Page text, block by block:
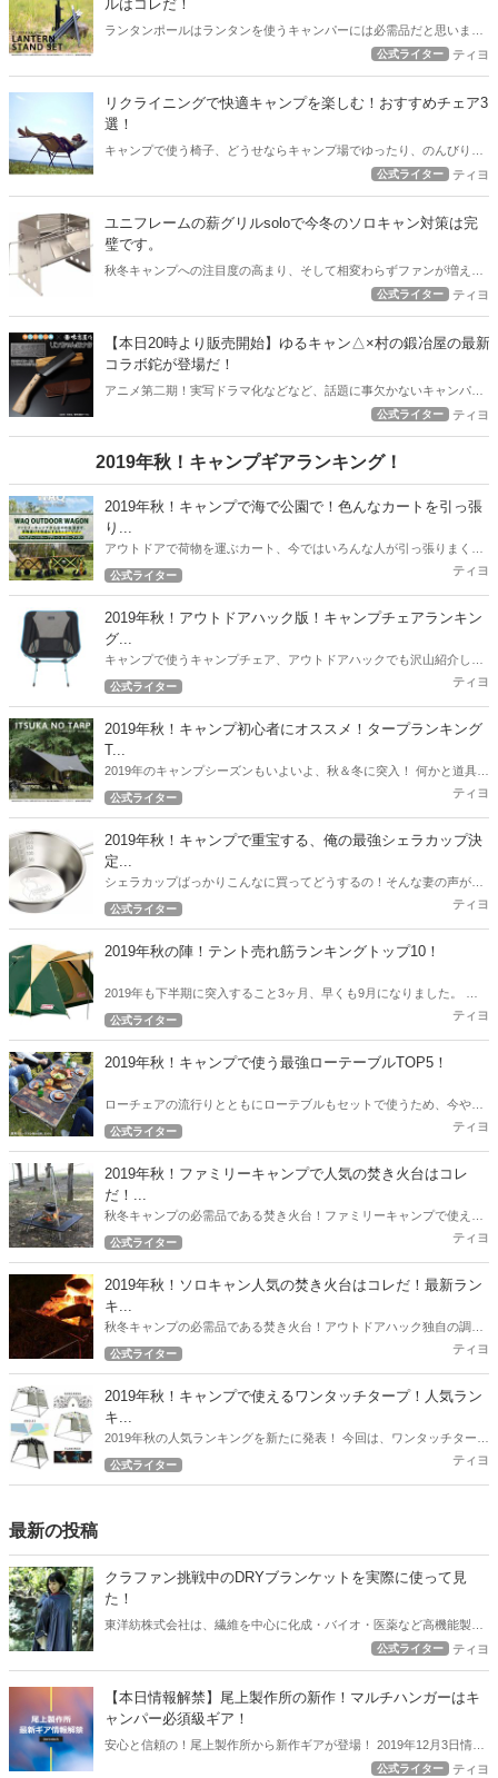
ルはコレだ！
ランタンポールはランタンを使うキャンパーには必需品だと思います
が。 あれもこれも色々あっていざチョイスしようと思うと大変。 ラ
躍するコスパの良いランタンポールを紹介します！
公式ライター ティヨ
リクライニングで快適キャンプを楽しむ！おすすめチェア3
選！
キャンプで使う椅子、どうせならキャンプ場でゆったり、のんびりで
きる椅子を使いたいと思いませんか？ 折りたたみの椅子と違って少し
ェアは最高ですよ！
公式ライター ティヨ
ユニフレームの薪グリルsoloで今冬のソロキャン対策は完
璧です。
秋冬キャンプへの注目度の高まり、そして相変わらずファンが増え続
けるソロキャンプですが、ユニフレームの薪グリルsoloを使えば、キ
ソロキャンプはユニフレームの薪グリルsoloで行きましょう！
公式ライター ティヨ
【本日20時より販売開始】ゆるキャン△×村の鍛冶屋の最新
コラボ鉈が登場だ！
アニメ第二期！実写ドラマ化などなど、話題に事欠かないキャンパー
人気爆発の人気作品『ゆるキャン△』ですが、今回新たなコラボアイ
性もバッチリなこのアイテムは争奪戦必至！ 今の間にこの鉈のスペッ
クをしっかり予習しておきましょう！
公式ライター ティヨ
2019年秋！キャンプギアランキング！
2019年秋！キャンプで海で公園で！色んなカートを引っ張
り...
アウトドアで荷物を運ぶカート、今ではいろんな人が引っ張りまくっ
てますね。 ファミキャンスタイルの筆者もこれまで、様々なカートを
カート情報をお届けします！
公式ライター ティヨ
2019年秋！アウトドアハック版！キャンプチェアランキン
グ...
キャンプで使うキャンプチェア、アウトドアハックでも沢山紹介して
いますが、ここで2019年秋！最新版の人気チェアランキングを紹介し
公式ライター ティヨ
2019年秋！キャンプ初心者にオススメ！タープランキング
T...
2019年のキャンプシーズンもいよいよ、秋＆冬に突入！ 何かと道具が
必要なキャンプ！できるだけ予算を押さえて一通りのギアを用意した
公式ライター ティヨ
2019年秋！キャンプで重宝する、俺の最強シェラカップ決
定...
シェラカップばっかりこんなに買ってどうするの！そんな妻の声が聞
こえてきそうな2019年秋。 とにかくキャンプで重宝した筆者のおすす
公式ライター ティヨ
2019年秋の陣！テント売れ筋ランキングトップ10！
2019年も下半期に突入すること3ヶ月、早くも9月になりました。 ア
ウトドアハックでは下半期突入時点から現在売れているテントのトッ
公式ライター ティヨ
2019年秋！キャンプで使う最強ローテーブルTOP5！
ローチェアの流行りとともにローテブルもセットで使うため、今やロ
ーテーブルの沢山の選択肢が出てきました。 今回は2019年秋！キャン
公式ライター ティヨ
2019年秋！ファミリーキャンプで人気の焚き火台はコレ
だ！...
秋冬キャンプの必需品である焚き火台！ファミリーキャンプで使える
人気の焚き火台をアウトドアハック独自の調査で徹底リサーチ！2019
公式ライター ティヨ
2019年秋！ソロキャン人気の焚き火台はコレだ！最新ラン
キ...
秋冬キャンプの必需品である焚き火台！アウトドアハック独自の調査
で徹底リサーチ！ 2019年秋！最新の人気焚き火台ランキング！
公式ライター ティヨ
2019年秋！キャンプで使えるワンタッチタープ！人気ラン
キ...
2019年秋の人気ランキングを新たに発表！ 今回は、ワンタッチタープ
の人気ランキングとなります！
公式ライター ティヨ
最新の投稿
クラファン挑戦中のDRYブランケットを実際に使って見
た！
東洋紡株式会社は、繊維を中心に化成・バイオ・医薬など高機能製品
の開発・製造を行う有名企業！その東洋紡さんがキャンパーを常にサ
ディング挑戦中！ アウトドアハックでもこのブランケットの凄さを皆
様にお伝えしたいと覆います。
公式ライター ティヨ
【本日情報解禁】尾上製作所の新作！マルチハンガーはキ
ャンパー必須級ギア！
安心と信頼の！尾上製作所から新作ギアが登場！ 2019年12月3日情報
解禁となったこの新作ギアをアウトドアハックでは全力で紹介しま
公式ライター ティヨ